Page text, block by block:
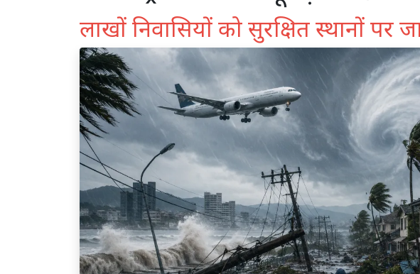
लाखों निवासियों को सुरक्षित स्थानों पर